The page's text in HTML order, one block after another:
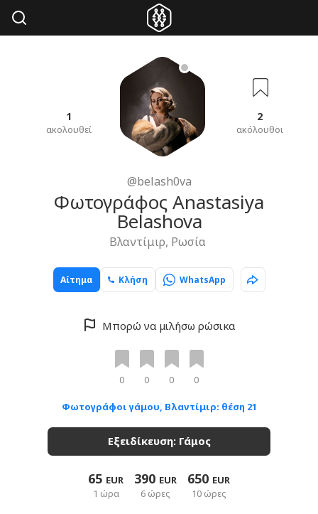
Φωτογράφος Anastasiya
Belashova
@belash0va
1
ακολουθεί
2
ακόλουθοι
Βλαντίμιρ, Ρωσία
Αίτημα Κλήση WhatsApp
Μπορώ να μιλήσω ρώσικα
0 0 0 0
Φωτογράφοι γάμου, Βλαντίμιρ: θέση 21
Εξειδίκευση: Γάμος
65 EUR
1 ώρα
390 EUR
6 ώρες
650 EUR
10 ώρες